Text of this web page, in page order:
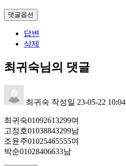
댓글옵션
답변
삭제
최귀숙님의 댓글
최귀숙 작성일 23-05-22 10:04
최귀숙01092613299여
고정호01038843299남
조윤주01025465555여
박순01028406633남